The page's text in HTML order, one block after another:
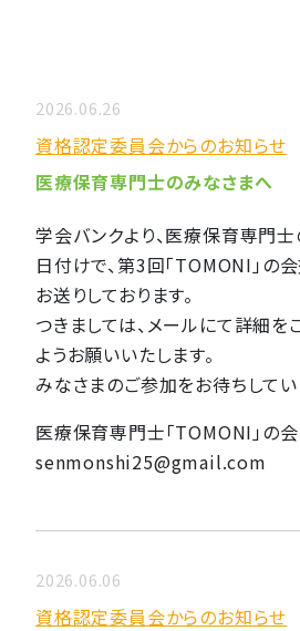
2026.06.26
資格認定委員会からのお知らせ
医療保育専門士のみなさまへ
学会バンクより、医療保育専門
日付けで、第3回「TOMONI」の
お送りしております。
つきましては、メールにて詳細を
ようお願いいたします。
みなさまのご参加をお待ちしてい
医療保育専門士「TOMONI」の
senmonshi25@gmail.com
2026.06.06
資格認定委員会からのお知らせ